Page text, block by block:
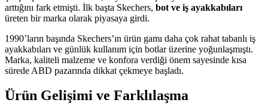
arttığını fark etmişti. İlk başta Skechers, bot ve iş ayakkabıları
üreten bir marka olarak piyasaya girdi.
1990’ların başında Skechers’ın ürün gamı daha çok rahat tabanlı iş
ayakkabıları ve günlük kullanım için botlar üzerine yoğunlaşmıştı.
Marka, kaliteli malzeme ve konfora verdiği önem sayesinde kısa
sürede ABD pazarında dikkat çekmeye başladı.
Ürün Gelişimi ve Farklılaşma